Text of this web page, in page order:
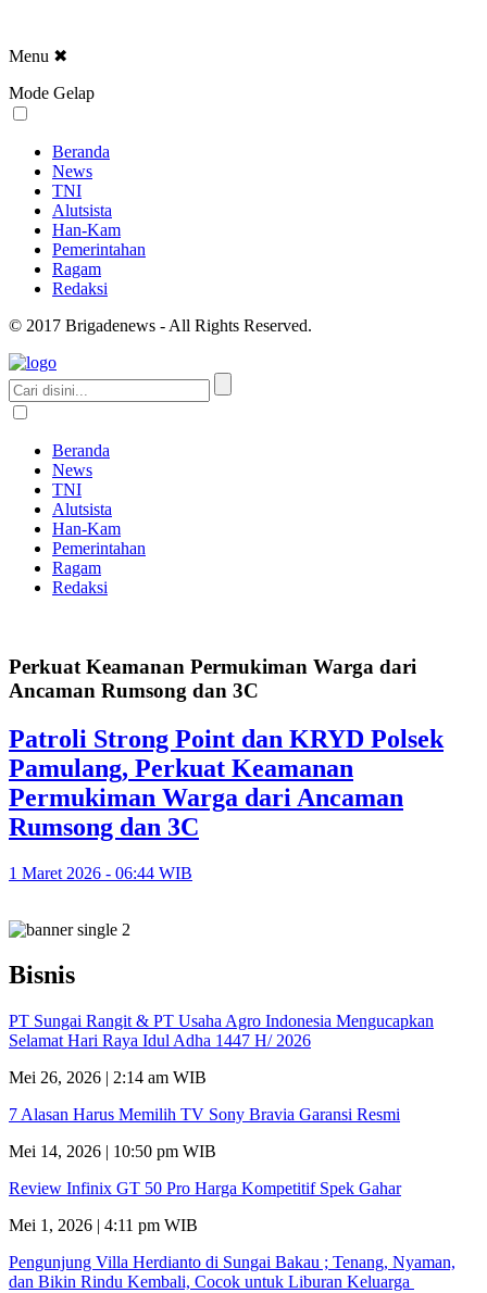
Menu ✖
Mode Gelap
Beranda
News
TNI
Alutsista
Han-Kam
Pemerintahan
Ragam
Redaksi
© 2017 Brigadenews - All Rights Reserved.
Beranda
News
TNI
Alutsista
Han-Kam
Pemerintahan
Ragam
Redaksi
Perkuat Keamanan Permukiman Warga dari
Ancaman Rumsong dan 3C
Patroli Strong Point dan KRYD Polsek
Pamulang, Perkuat Keamanan
Permukiman Warga dari Ancaman
Rumsong dan 3C
1 Maret 2026 - 06:44 WIB
Bisnis
PT Sungai Rangit & PT Usaha Agro Indonesia Mengucapkan
Selamat Hari Raya Idul Adha 1447 H/ 2026
Mei 26, 2026 | 2:14 am WIB
7 Alasan Harus Memilih TV Sony Bravia Garansi Resmi
Mei 14, 2026 | 10:50 pm WIB
Review Infinix GT 50 Pro Harga Kompetitif Spek Gahar
Mei 1, 2026 | 4:11 pm WIB
Pengunjung Villa Herdianto di Sungai Bakau ; Tenang, Nyaman,
dan Bikin Rindu Kembali, Cocok untuk Liburan Keluarga